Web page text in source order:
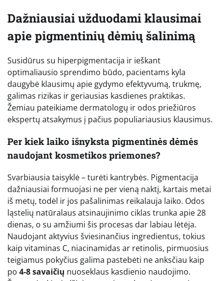
Dažniausiai užduodami klausimai
apie pigmentinių dėmių šalinimą
Susidūrus su hiperpigmentacija ir ieškant
optimaliausio sprendimo būdo, pacientams kyla
daugybė klausimų apie gydymo efektyvumą, trukmę,
galimas rizikas ir geriausias kasdienes praktikas.
Žemiau pateikiame dermatologų ir odos priežiūros
ekspertų atsakymus į pačius populiariausius klausimus.
Per kiek laiko išnyksta pigmentinės dėmės
naudojant kosmetikos priemones?
Svarbiausia taisyklė – turėti kantrybės. Pigmentacija
dažniausiai formuojasi ne per vieną naktį, kartais metai
iš metų, todėl ir jos pašalinimas reikalauja laiko. Odos
ląstelių natūralaus atsinaujinimo ciklas trunka apie 28
dienas, o su amžiumi šis procesas dar labiau lėtėja.
Naudojant aktyvius šviesinančius ingredientus, tokius
kaip vitaminas C, niacinamidas ar retinolis, pirmuosius
teigiamus pokyčius galima pastebėti ne anksčiau kaip
po 4-8 savaičių nuoseklaus kasdienio naudojimo.